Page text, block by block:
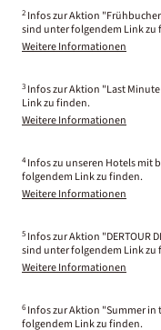
2 Infos zur Aktion
sind unter folgendem Link zu
Weitere Informationen
3 Infos zur Aktion "Last
Link zu finden.
Weitere Informationen
4 Infos zu unseren Hotels mit
folgendem Link zu finden.
Weitere Informationen
5 Infos zur Aktion "DERTOUR
sind unter folgendem Link zu
Weitere Informationen
6 Infos zur Aktion "Summer in
folgendem Link zu finden.